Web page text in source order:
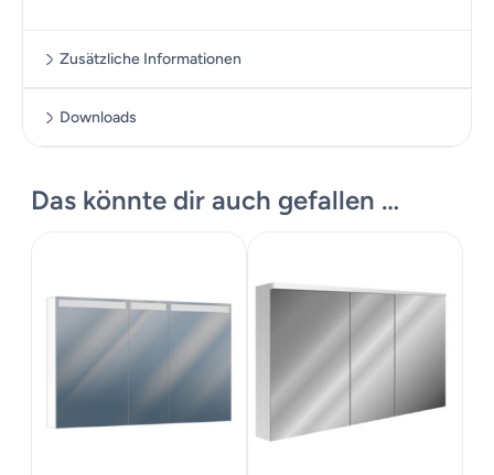
Zusätzliche Informationen
Maße 130 × 74.8 cm
Downloads
Massskizze
Das könnte dir auch gefallen …